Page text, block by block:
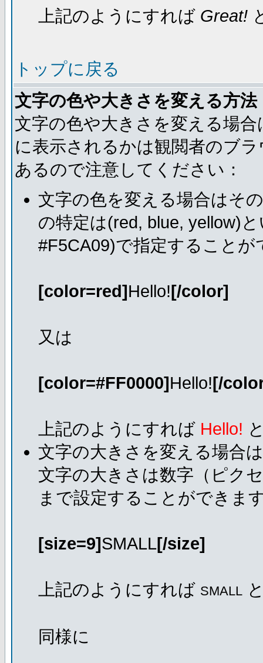
上記のようにすれば Great!
トップに戻る
文字の色や大きさを変える方法
文字の色や大きさを変える場
に表示されるかは観閲者のブ
あるので注意してください：
文字の色を変える場合はそ
の特定は(red, blue, yellow)
#F5CA09)で指定することが
[color=red]Hello![/color]
又は
[color=#FF0000]Hello![/
上記のようにすれば Hello!
文字の大きさを変える場合
文字の大きさは数字（ピク
まで設定することができま
[size=9]SMALL[/size]
上記のようにすれば SMALL
同様に